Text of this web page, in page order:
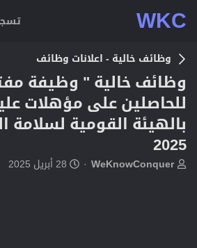
WKC
وظائف خالية - اعلانات وظائف
وظائف خالية " وظيفة
للحاصلين على مؤهلات
بالهيئة القومية لسلامة
2025
بWeKnowConquer
ت28 أبريل 2025